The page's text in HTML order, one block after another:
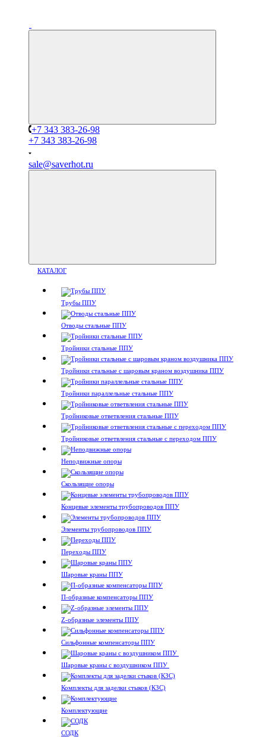
+7 343 383-26-98
+7 343 383-26-98
sale@saverhot.ru
КАТАЛОГ
Трубы ППУ
Отводы стальные ППУ
Тройники стальные ППУ
Тройники стальные с шаровым краном воздушника ППУ
Тройники параллельные стальные ППУ
Тройниковые ответвления стальные ППУ
Тройниковые ответвления стальные с переходом ППУ
Неподвижные опоры
Скользящие опоры
Концевые элементы трубопроводов ППУ
Элементы трубопроводов ППУ
Переходы ППУ
Шаровые краны ППУ
П-образные компенсаторы ППУ
Z-образные элементы ППУ
Сильфонные компенсаторы ППУ
Шаровые краны с воздушником ППУ
Комплекты для заделки стыков (КЗС)
Комплектующие
СОДК